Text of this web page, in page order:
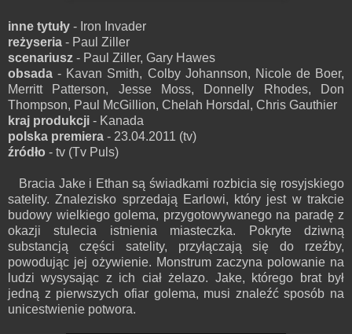
inne tytuły - Iron Invader
reżyseria - Paul Ziller
scenariusz - Paul Ziller, Gary Hawes
obsada - Kavan Smith, Colby Johannson, Nicole de Boer,
Merritt Patterson, Jesse Moss, Donnelly Rhodes, Don
Thompson, Paul McGillion, Chelah Horsdal, Chris Gauthier
kraj produkcji - Kanada
polska premiera - 23.04.2011 (tv)
źródło - tv (Tv Puls)
Bracia Jake i Ethan są świadkami rozbicia się rosyjskiego
satelity. Znalezisko sprzedają Earlowi, który jest w trakcie
budowy wielkiego golema, przygotowywanego na paradę z
okazji stulecia istnienia miasteczka. Pokryte dziwną
substancją części satelity, przyłączają się do rzeźby,
powodując jej ożywienie. Monstrum zaczyna polowanie na
ludzi wysysając z ich ciał żelazo. Jake, którego brat był
jedną z pierwszych ofiar golema, musi znaleźć sposób na
unicestwienie potwora.